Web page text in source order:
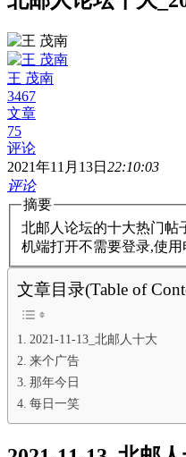
王 茂南
3467
文章
75
评论
2021年11月13日 22:10:03
评论
摘要
北邮人论坛的十大热门帖
机端打开不需要登录,使
文章目录(Table of
2021-11-13_北邮人十大
来个广告
那年今日
每日一笑